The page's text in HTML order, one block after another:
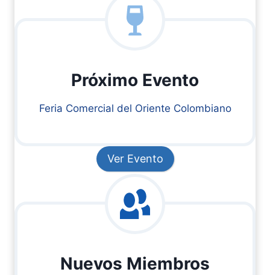
Próximo Evento
Feria Comercial del Oriente Colombiano
Ver Evento
Nuevos Miembros